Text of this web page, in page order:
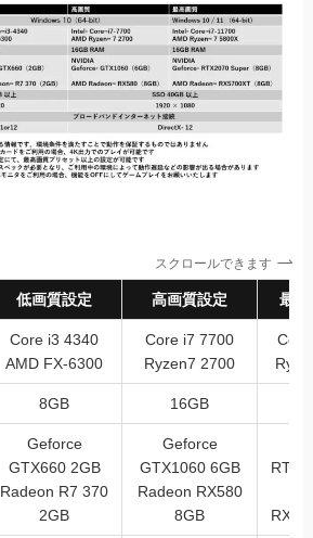
スクロールできます
低画質設定 高画質設定 最
Core i3 4340
AMD FX-6300
Core i7 7700
Ryzen7 2700
8GB 16GB
Geforce
GTX660 2GB
Radeon R7 370
2GB
Geforce
GTX1060 6GB
Radeon RX580
8GB